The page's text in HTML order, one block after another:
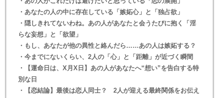
・あなたの人の中に存在している「嫉妬心」と「独占欲」
・隠しきれてないわね。あの人があなたと会うたびに抱く「淫
らな妄想」と「欲望」
・もし、あなたが他の異性と絡んだら……あの人は嫉妬する？
・今までにないくらい、2人の「心」と「距離」が近づく瞬間
・【運命日は、X月X日】あの人があなたへ“想い”を告白する特
別な日
・【恋結論】最後は恋人同士？ 2人が迎える最終関係をお伝え